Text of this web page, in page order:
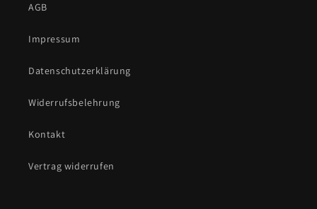
AGB
Impressum
Datenschutzerklärung
Widerrufsbelehrung
Kontakt
Vertrag widerrufen